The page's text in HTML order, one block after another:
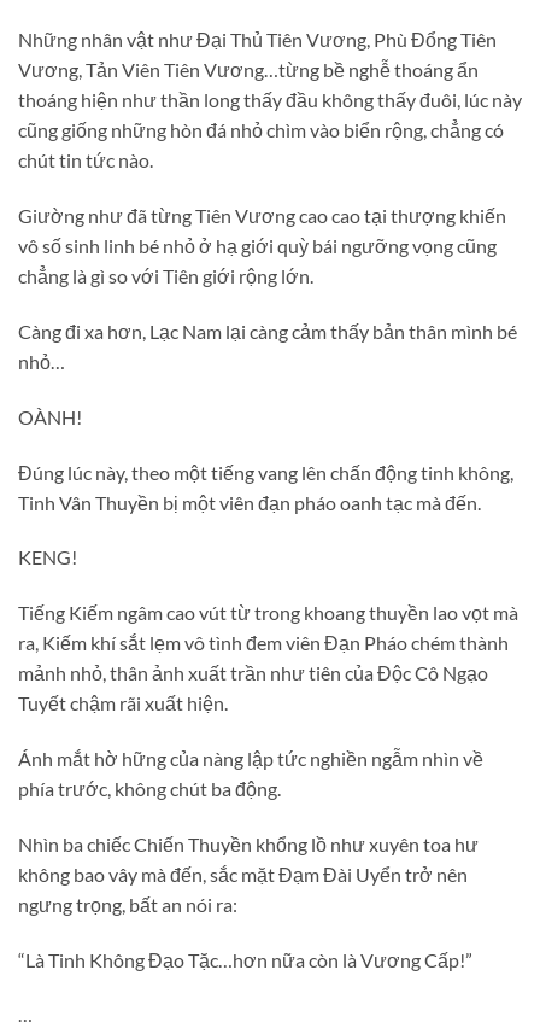
Những nhân vật như Đại Thủ Tiên Vương, Phù Đổng Tiên
Vương, Tản Viên Tiên Vương…từng bề nghễ thoáng ẩn
thoáng hiện như thần long thấy đầu không thấy đuôi, lúc này
cũng giống những hòn đá nhỏ chìm vào biển rộng, chẳng có
chút tin tức nào.
Giường như đã từng Tiên Vương cao cao tại thượng khiến
vô số sinh linh bé nhỏ ở hạ giới quỳ bái ngưỡng vọng cũng
chẳng là gì so với Tiên giới rộng lớn.
Càng đi xa hơn, Lạc Nam lại càng cảm thấy bản thân mình bé
nhỏ…
OÀNH!
Đúng lúc này, theo một tiếng vang lên chấn động tinh không,
Tinh Vân Thuyền bị một viên đạn pháo oanh tạc mà đến.
KENG!
Tiếng Kiếm ngâm cao vút từ trong khoang thuyền lao vọt mà
ra, Kiếm khí sắt lẹm vô tình đem viên Đạn Pháo chém thành
mảnh nhỏ, thân ảnh xuất trần như tiên của Độc Cô Ngạo
Tuyết chậm rãi xuất hiện.
Ánh mắt hờ hững của nàng lập tức nghiền ngẫm nhìn về
phía trước, không chút ba động.
Nhìn ba chiếc Chiến Thuyền khổng lồ như xuyên toa hư
không bao vây mà đến, sắc mặt Đạm Đài Uyển trở nên
ngưng trọng, bất an nói ra:
“Là Tinh Không Đạo Tặc…hơn nữa còn là Vương Cấp!”
…